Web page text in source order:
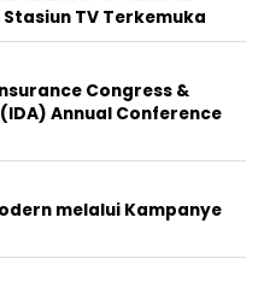
TV Terkemuka
Congress &
Annual Conference
melalui Kampanye